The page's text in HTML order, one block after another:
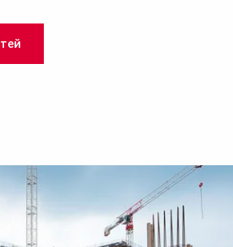
опалубку. В условиях холода
а базовая необходимость.
— про экономику: сокращение
живой диалог. 💡 Ключевой вывод:
только по цене в смете —
Важно оценивать совокупную
опалубкой: ремонт, хранение,